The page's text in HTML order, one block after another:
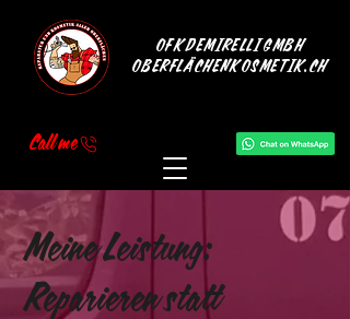
OFK DEMIRELLI GMBH
OBERFLÄCHENKOSMETIK.CH
Call me
Meine Leistung:
Reparieren statt